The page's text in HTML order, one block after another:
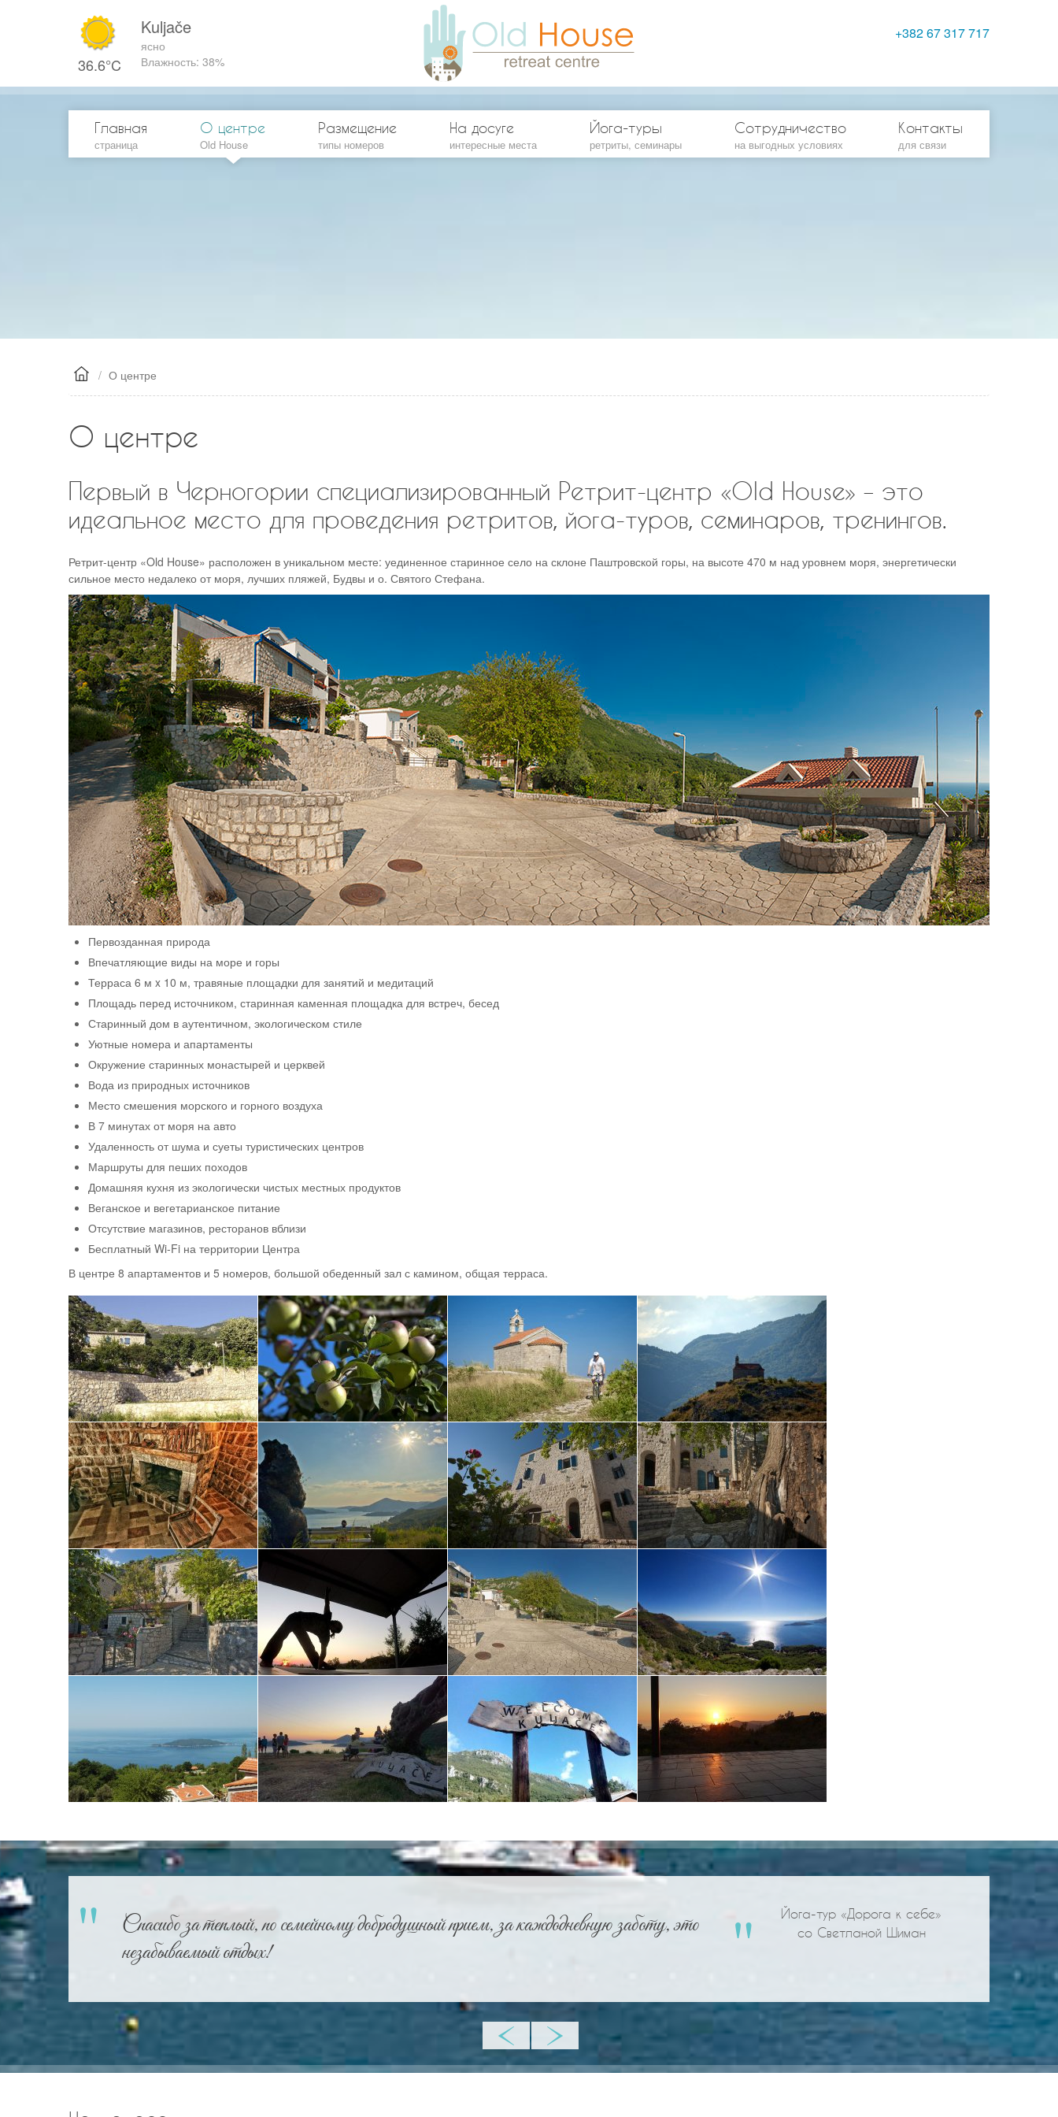
36.6°C
Kuljače
ясно
Влажность: 38%
+382 67 317 717
Главная
страница
О центре
Old House
Размещение
типы номеров
На досуге
интересные места
Йога-туры
ретриты, семинары
Сотрудничество
на выгодных условиях
Контакты
для связи
/ О центре
О центре
Первый в Черногории специализированный Ретрит-центр «Old House» – это
идеальное место для проведения ретритов, йога-туров, семинаров, тренингов.
Ретрит-центр «Old House» расположен в уникальном месте: уединенное старинное село на склоне Паштровской горы, на высоте 470 м над уровнем моря, энергетически
сильное место недалеко от моря, лучших пляжей, Будвы и о. Святого Стефана.
Первозданная природа
Впечатляющие виды на море и горы
Терраса 6 м x 10 м, травяные площадки для занятий и медитаций
Площадь перед источником, старинная каменная площадка для встреч, бесед
Старинный дом в аутентичном, экологическом стиле
Уютные номера и апартаменты
Окружение старинных монастырей и церквей
Вода из природных источников
Место смешения морского и горного воздуха
В 7 минутах от моря на авто
Удаленность от шума и суеты туристических центров
Маршруты для пеших походов
Домашняя кухня из экологически чистых местных продуктов
Веганское и вегетарианское питание
Отсутствие магазинов, ресторанов вблизи
Бесплатный Wi-Fi на территории Центра
В центре 8 апартаментов и 5 номеров, большой обеденный зал с камином, общая терраса.
Спасибо за теплый, по семейному добродушный прием, за каждодневную заботу, это
незабываемый отдых!
Йога-тур «Дорога к себе»
со Светланой Шиман